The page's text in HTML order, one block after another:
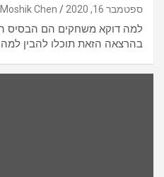
ספטמבר 16, 2020 Moshik Chen
למה דוקא משחקים הם הבסיס
בהרצאה הזאת תוכלו להבין